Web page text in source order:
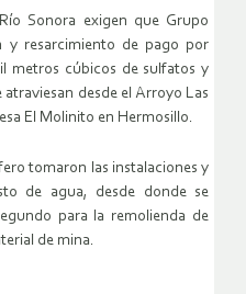
Sonora exigen que Grupo
y resarcimiento de pago por
metros cúbicos de sulfatos y
desde el Arroyo Las
El Molinito en Hermosillo.
tomaron las instalaciones y
de agua, desde donde se
para la remolienda de
de mina.